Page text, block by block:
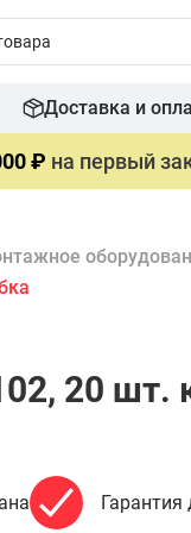
Доставка и
₽ на первый
20 шт.
Гарантия